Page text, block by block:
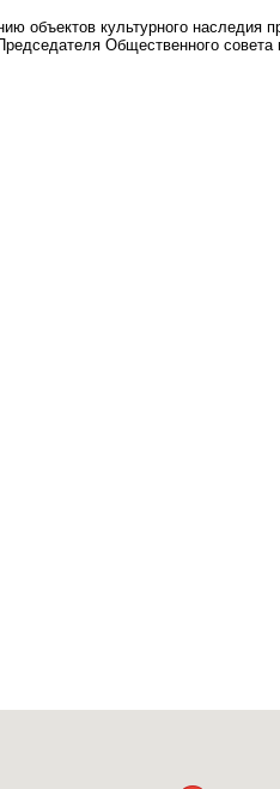
объектов культурного наследия
Общественного совета